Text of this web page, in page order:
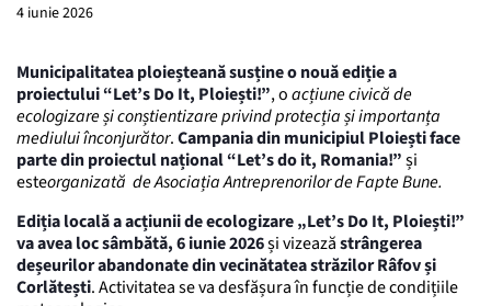
4 iunie 2026
Municipalitatea ploieșteană susține o nouă ediție a
proiectului “Let’s Do It, Ploiești!”, oacțiune civică de
ecologizare și conștientizare privind protecția și importanța
mediului înconjurător.Campania din municipiul Ploiești face
parte din proiectul național “Let’s do it, Romania!”și
esteorganizată de Asociația Antreprenorilor de Fapte Bune.
Ediția locală a acțiunii de ecologizare „Let’s Do It, Ploiești!”
va avea loc sâmbătă, 6 iunie 2026și vizeazăstrângerea
deșeurilor abandonate din vecinătatea străzilor Râfov și
Corlătești. Activitatea se va desfășura în funcție de condițiile